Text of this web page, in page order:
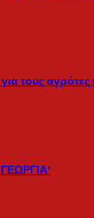
τους αγρότες